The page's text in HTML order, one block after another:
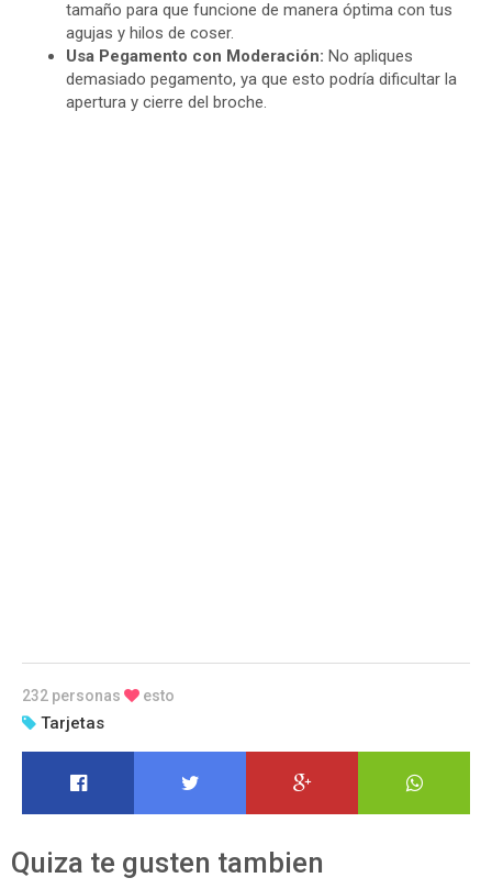
tamaño para que funcione de manera óptima con tus
agujas y hilos de coser.
Usa Pegamento con Moderación: No apliques
demasiado pegamento, ya que esto podría dificultar la
apertura y cierre del broche.
232 personas esto
Tarjetas
Quiza te gusten tambien